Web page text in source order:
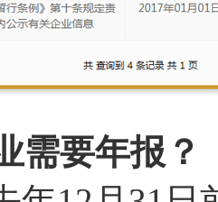
需要年报？